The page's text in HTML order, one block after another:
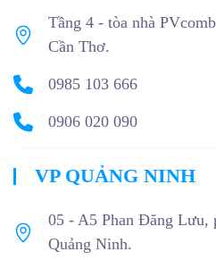
Tầng 4 - tòa nhà
Cần Thơ.
0985 103 666
0906 020 090
VP QUẢNG NINH
05 - A5 Phan Đăng Lưu,
Quảng Ninh.